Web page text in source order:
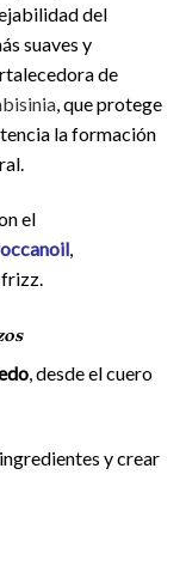
del
suaves y
de
, que protege
la formación
el
, desde el cuero
y crear